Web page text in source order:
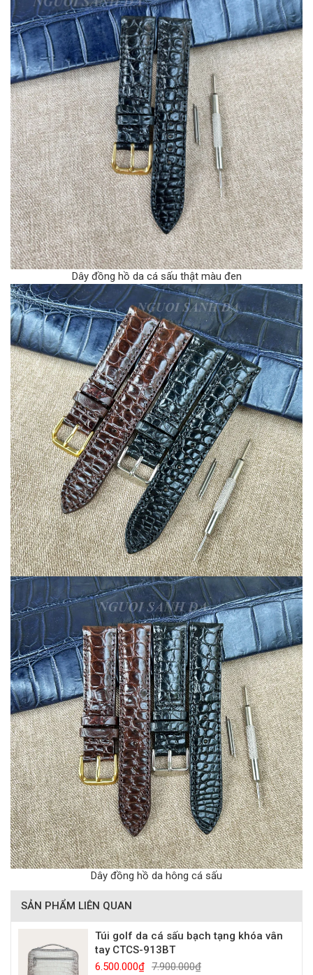
Dây đồng hồ da cá sấu thật màu đen
Dây đồng hồ da hông cá sấu
SẢN PHẨM LIÊN QUAN
Túi golf da cá sấu bạch tạng khóa vân
tay CTCS-913BT
6.500.000₫ 7.900.000₫